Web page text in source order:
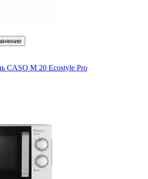
CASO M 20 Ecostyle Pro